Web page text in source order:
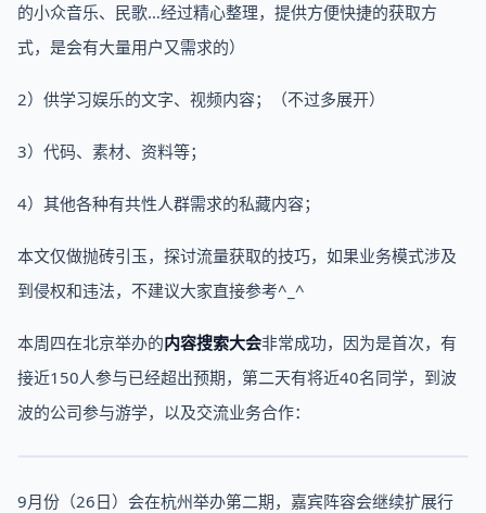
的小众音乐、民歌…经过精心整理，提供方便快捷的获取方
式，是会有大量用户又需求的）
2）供学习娱乐的文字、视频内容；（不过多展开）
3）代码、素材、资料等；
4）其他各种有共性人群需求的私藏内容；
本文仅做抛砖引玉，探讨流量获取的技巧，如果业务模式涉及
到侵权和违法，不建议大家直接参考^_^
本周四在北京举办的内容搜索大会非常成功，因为是首次，有
接近150人参与已经超出预期，第二天有将近40名同学，到波
波的公司参与游学，以及交流业务合作：
9月份（26日）会在杭州举办第二期，嘉宾阵容会继续扩展行